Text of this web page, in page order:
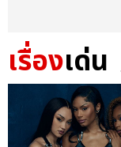
เรื่องเด่น